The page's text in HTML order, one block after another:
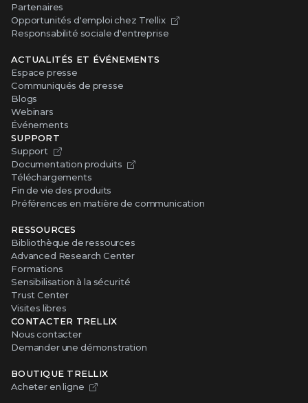
Partenaires
Opportunités d'emploi chez Trellix
Responsabilité sociale d'entreprise
ACTUALITÉS ET ÉVÉNEMENTS
Espace presse
Communiqués de presse
Blogs
Webinars
Événements
SUPPORT
Support
Documentation produits
Téléchargements
Fin de vie des produits
Préférences en matière de communication
RESSOURCES
Bibliothèque de ressources
Advanced Research Center
Formations
Sensibilisation à la sécurité
Trust Center
Visites libres
CONTACTER TRELLIX
Nous contacter
Demander une démonstration
BOUTIQUE TRELLIX
Acheter en ligne